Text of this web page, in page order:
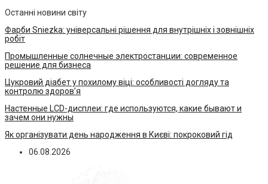
Останні новини світу
Фарби Sniezka: універсальні рішення для внутрішніх і зовнішніх
робіт
Промышленные солнечные электростанции: современное
решение для бизнеса
Цукровий діабет у похилому віці: особливості догляду та
контролю здоров’я
Настенные LCD-дисплеи: где используются, какие бывают и
зачем они нужны
Як організувати день народження в Києві: покроковий гід
06.08.2026